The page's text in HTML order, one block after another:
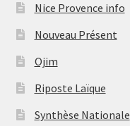
Nice Provence info
Nouveau Présent
Ojim
Riposte Laïque
Synthèse Nationale